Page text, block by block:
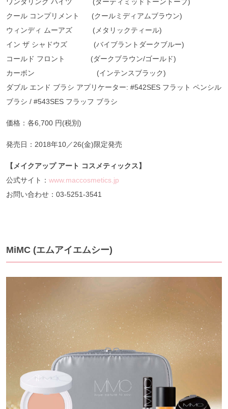
クール コンプリメント (クールミディアムブラウン)
ウィンディ ムーアズ (メタリックティール)
イン ザ シャドウズ (バイブラントダークブルー)
コールド フロント (ダークブラウン/ゴールド)
カーボン (インテンスブラック)
ダブル エンド ブラシ アプリケーター: #542SES フラット ペンシル
ブラシ / #543SES フラッフ ブラシ
価格：各6,700 円(税別)
発売日：2018年10／26(金)限定発売
【メイクアップ アート コスメティックス】
公式サイト： www.maccosmetics.jp
お問い合わせ：03-5251-3541
MiMC (エムアイエムシー)